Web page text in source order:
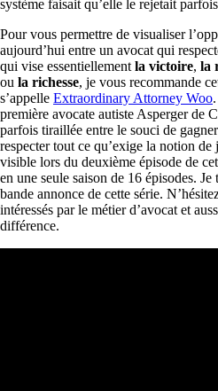
système faisait qu’elle le rejetait
Pour vous permettre de visualiser
aujourd’hui entre un avocat qui
qui vise essentiellement la victoire, la
ou la richesse, je vous recommande
s’appelle Extraordinary Attorney Woo
première avocate autiste Asperger de
parfois tiraillée entre le souci de
respecter tout ce qu’exige la notion
visible lors du deuxième épisode de
en une seule saison de 16 épisodes.
bande annonce de cette série.
intéressés par le métier d’avocat et
différence.